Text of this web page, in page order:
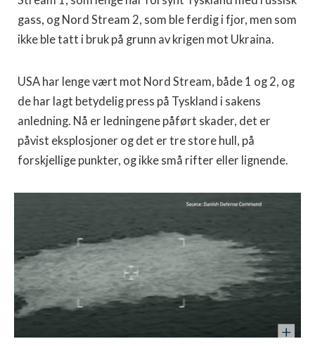
gass, og Nord Stream 2, som ble ferdig i fjor, men som
ikke ble tatt i bruk på grunn av krigen mot Ukraina.
USA har lenge vært mot Nord Stream, både 1 og 2, og
de har lagt betydelig press på Tyskland i sakens
anledning. Nå er ledningene påført skader, det er
påvist eksplosjoner og det er tre store hull, på
forskjellige punkter, og ikke små rifter eller lignende.